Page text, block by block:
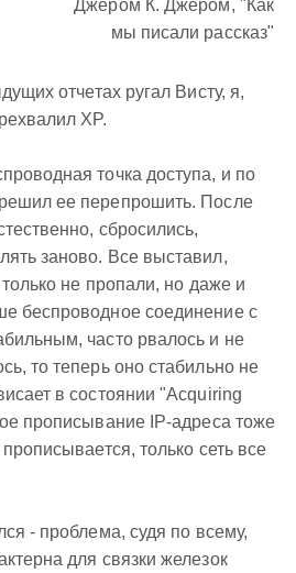
Джером К. Джером, "Как
мы писали рассказ"
отчетах ругал Висту, я,
XP.
точка доступа, и по
ее перепрошить. После
сбросились,
заново. Все выставил,
не пропали, но даже и
беспроводное соединение с
часто рвалось и не
то теперь оно стабильно не
в состоянии "Acquiring
прописывание IP-адреса тоже
только сеть все
- проблема, судя по всему,
для связки железок